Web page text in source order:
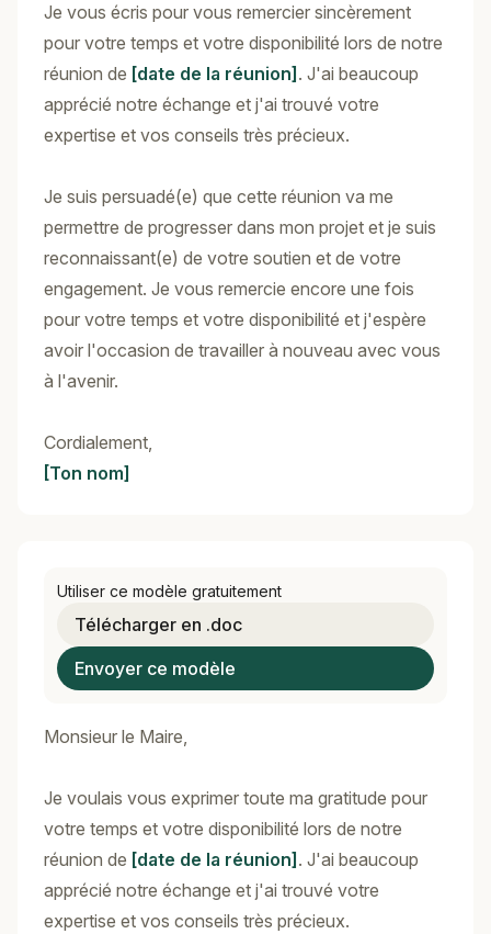
Je vous écris pour vous remercier sincèrement
pour votre temps et votre disponibilité lors de notre
réunion de [date de la réunion] . J'ai beaucoup
apprécié notre échange et j'ai trouvé votre
expertise et vos conseils très précieux.
Je suis persuadé(e) que cette réunion va me
permettre de progresser dans mon projet et je suis
reconnaissant(e) de votre soutien et de votre
engagement. Je vous remercie encore une fois
pour votre temps et votre disponibilité et j'espère
avoir l'occasion de travailler à nouveau avec vous
à l'avenir.
Cordialement,
[Ton nom]
Utiliser ce modèle gratuitement
Télécharger en .doc
Envoyer ce modèle
Monsieur le Maire,
Je voulais vous exprimer toute ma gratitude pour
votre temps et votre disponibilité lors de notre
réunion de [date de la réunion] . J'ai beaucoup
apprécié notre échange et j'ai trouvé votre
expertise et vos conseils très précieux.